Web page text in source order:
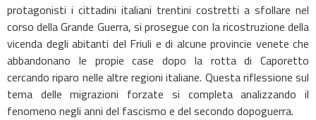
protagonisti i cittadini italiani trentini costretti a sfollare nel
corso della Grande Guerra, si prosegue con la ricostruzione della
vicenda degli abitanti del Friuli e di alcune provincie venete che
abbandonano le propie case dopo la rotta di Caporetto
cercando riparo nelle altre regioni italiane. Questa riflessione sul
tema delle migrazioni forzate si completa analizzando il
fenomeno negli anni del fascismo e del secondo dopoguerra.